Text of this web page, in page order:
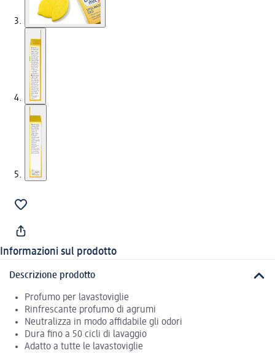
Informazioni sul prodotto
Descrizione prodotto
Profumo per lavastoviglie
Rinfrescante profumo di agrumi
Neutralizza in modo affidabile gli odori
Dura fino a 50 cicli di lavaggio
Adatto a tutte le lavastoviglie